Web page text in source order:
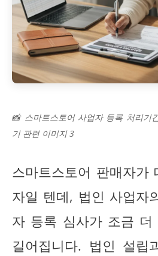
📸 스마트스토어 사업자 등록 처리기
기 관련 이미지 3
스마트스토어 판매자가
자일 텐데, 법인 사업자
자 등록 심사가 조금 더
길어집니다. 법인 설립